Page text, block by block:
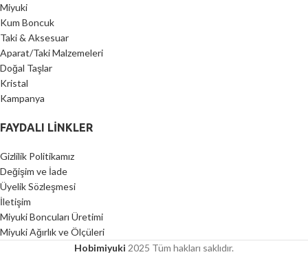
Miyuki
Kum Boncuk
Taki & Aksesuar
Aparat/Taki Malzemeleri
Doğal Taşlar
Kristal
Kampanya
FAYDALI LİNKLER
Gizlilik Politikamız
Değişim ve İade
Üyelik Sözleşmesi
İletişim
Miyuki Boncuları Üretimi
Miyuki Ağırlık ve Ölçüleri
Hobimiyuki 2025 Tüm hakları saklıdır.